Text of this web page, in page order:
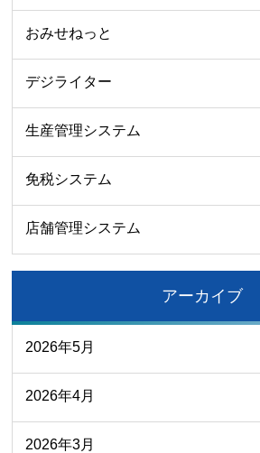
おみせねっと
デジライター
生産管理システム
免税システム
店舗管理システム
アーカイブ
2026年5月
2026年4月
2026年3月